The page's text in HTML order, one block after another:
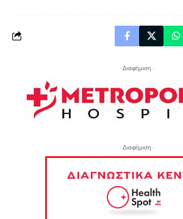
- Διαφήμιση -
- Διαφήμιση -